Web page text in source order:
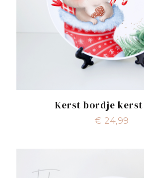
Kerst bordje kerst
€ 24,99